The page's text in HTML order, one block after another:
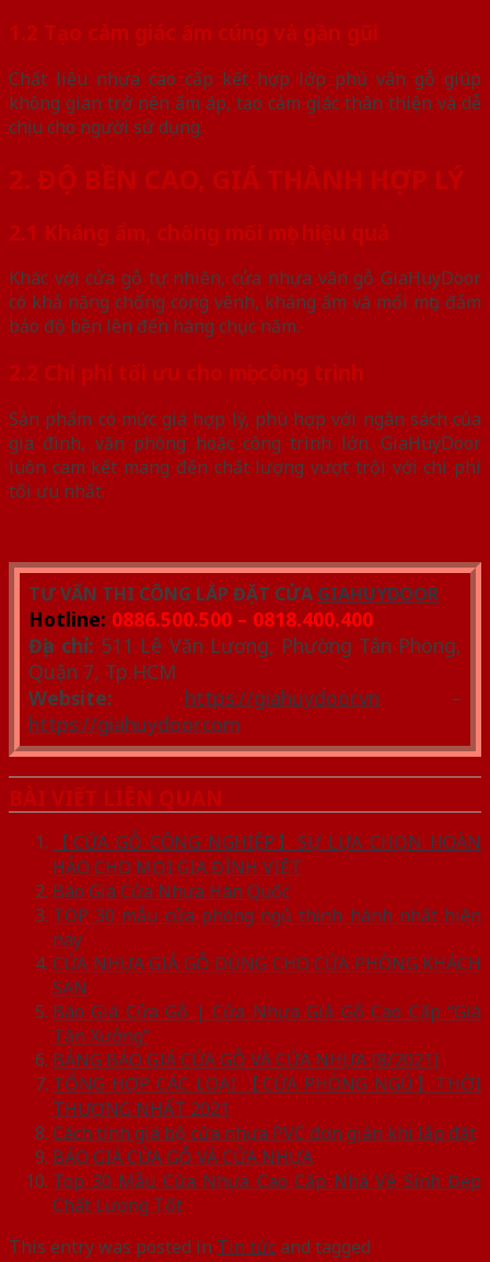
1.2 Tạo cảm giác ấm cúng và gần gũi
Chất liệu nhựa cao cấp kết hợp lớp phủ vân gỗ giúp
không gian trở nên ấm áp, tạo cảm giác thân thiện và dễ
chịu cho người sử dụng.
2. ĐỘ BỀN CAO, GIÁ THÀNH HỢP LÝ
2.1 Kháng ẩm, chống mối mọt hiệu quả
Khác với cửa gỗ tự nhiên, cửa nhựa vân gỗ GiaHuyDoor
có khả năng chống cong vênh, kháng ẩm và mối mọt, đảm
bảo độ bền lên đến hàng chục năm.
2.2 Chi phí tối ưu cho mọi công trình
Sản phẩm có mức giá hợp lý, phù hợp với ngân sách của
gia đình, văn phòng hoặc công trình lớn. GiaHuyDoor
luôn cam kết mang đến chất lượng vượt trội với chi phí
tối ưu nhất.
TƯ VẤN THI CÔNG LẮP ĐẶT CỬA GIAHUYDOOR
Hotline: 0886.500.500 – 0818.400.400
Địa chỉ: 511 Lê Văn Lương, Phường Tân Phong,
Quận 7, Tp.HCM
Website:
https://giahuydoor.vn –
https://giahuydoor.com
BÀI VIẾT LIÊN QUAN
【CỬA GỖ CÔNG NGHIỆP】SỰ LỰA CHỌN HOÀN
HẢO CHO MỌI GIA ĐÌNH VIỆT
Báo Giá Cửa Nhựa Hàn Quốc
TOP 30 mẫu cửa phòng ngủ thịnh hành nhất hiện
nay
CỬA NHỰA GIẢ GỖ DÙNG CHO CỬA PHÒNG KHÁCH
SẠN
Báo Giá Cửa Gỗ | Cửa Nhựa Giả Gỗ Cao Cấp “Giá
Tận Xưởng”
BẢNG BÁO GIÁ CỬA GỖ VÀ CỬA NHỰA [8/2021]
TỔNG HỢP CÁC LOẠI 【CỬA PHÒNG NGỦ】THỜI
THƯỢNG NHẤT 2021
Cách tính giá bộ cửa nhựa PVC đơn giản khi lắp đặt
BÁO GIÁ CỬA GỖ VÀ CỬA NHỰA
Top 30 Mẫu Cửa Nhựa Cao Cấp Nhà Vệ Sinh Đẹp
Chất Lượng Tốt
This entry was posted in Tin tứcand tagged